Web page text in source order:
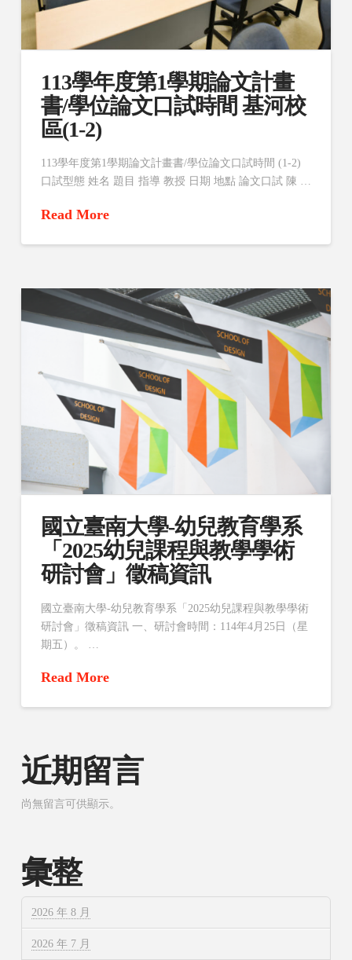
113學年度第1學期論文計畫
書/學位論文口試時間 基河校
區(1-2)
113學年度第1學期論文計畫書/學位論文口試時間 (1-2)
口試型態 姓名 題目 指導 教授 日期 地點 論文口試 陳 …
Read More
國立臺南大學-幼兒教育學系
「2025幼兒課程與教學學術
研討會」徵稿資訊
國立臺南大學-幼兒教育學系「2025幼兒課程與教學學術
研討會」徵稿資訊 一、研討會時間：114年4月25日（星
期五）。 …
Read More
近期留言
尚無留言可供顯示。
彙整
2026 年 8 月
2026 年 7 月